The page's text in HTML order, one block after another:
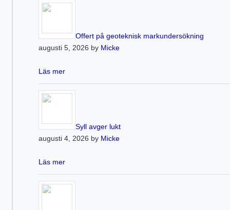
Offert på geoteknisk markundersökning
augusti 5, 2026 by Micke
Läs mer
Syll avger lukt
augusti 4, 2026 by Micke
Läs mer